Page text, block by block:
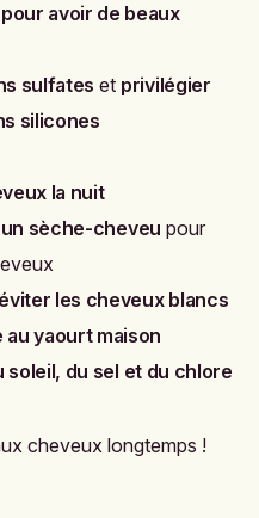
avoir de beaux
sulfates et privilégier
silicones
la nuit
sèche-cheveu pour
les cheveux blancs
au yaourt maison
du sel et du chlore
cheveux longtemps !